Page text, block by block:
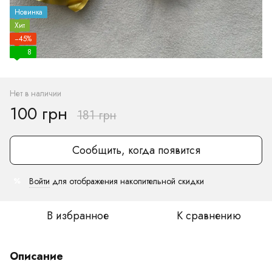
Новинка
Хит
−45%
8
Нет в наличии
100 грн 181 грн
Сообщить, когда появится
Войти для отображения накопительной скидки
В избранное К сравнению
Описание